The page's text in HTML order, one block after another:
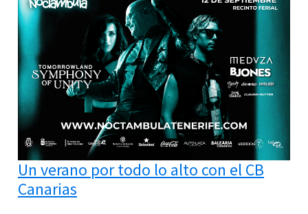
Un verano por todo lo alto con el CB
Canarias